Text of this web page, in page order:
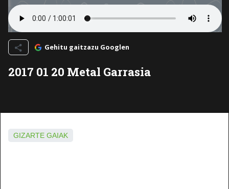
Gehitu gaitzazu Googlen
2017 01 20 Metal Garrasia
GIZARTE GAIAK